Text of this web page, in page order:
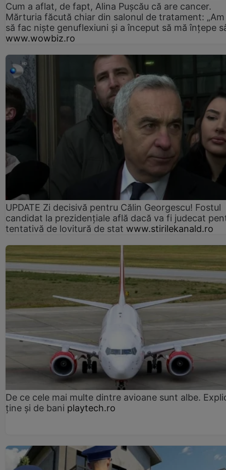
Cum a aflat, de fapt, Alina Pușcău că are cancer.
Mărturia făcută chiar din salonul de tratament:
să fac niște genuflexiuni și a început să mă înțepe
www.wowbiz.ro
UPDATE Zi decisivă pentru Călin Georgescu! Fostul
candidat la prezidențiale află dacă va fi judecat
tentativă de lovitură de stat www.stirilekanald.ro
De ce cele mai multe dintre avioane sunt albe.
ține și de bani playtech.ro